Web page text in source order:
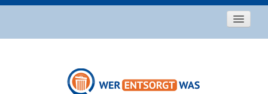
Entsorgungstipps